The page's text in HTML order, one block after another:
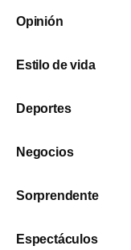
Opinión
Estilo de vida
Deportes
Negocios
Sorprendente
Espectáculos